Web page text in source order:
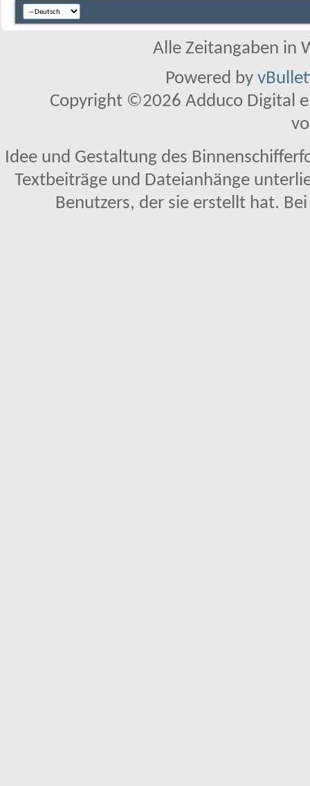
Alle Zeitangaben in
Powered by
Copyright ©2026 Adduco Digital
Idee und Gestaltung des
Textbeiträge und Dateianhänge
Benutzers, der sie erstellt hat.